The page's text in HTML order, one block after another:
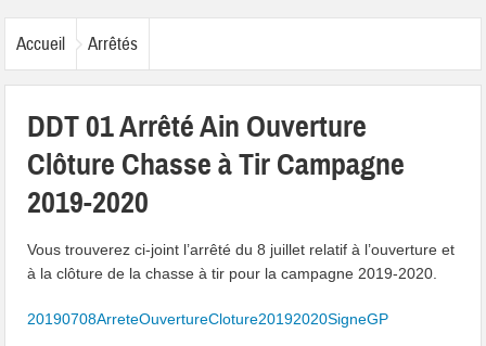
vous à notre newsletter
Accueil Arrêtés
DDT 01 Arrêté Ain Ouverture
Clôture Chasse à Tir Campagne
2019-2020
Vous trouverez ci-joint l’arrêté du 8 juillet relatif à l’ouverture et
à la clôture de la chasse à tir pour la campagne 2019-2020.
20190708ArreteOuvertureCloture20192020SigneGP